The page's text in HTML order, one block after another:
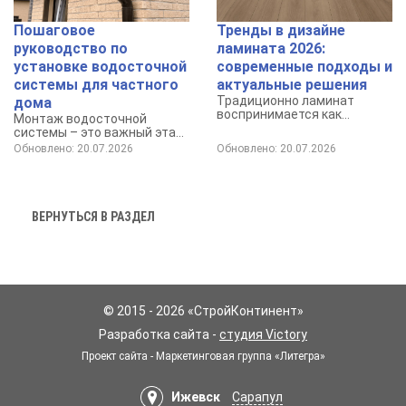
Пошаговое
руководство по
установке водосточной
системы для частного
дома
Монтаж водосточной
системы – это важный этап
обеспечения долговечности
Обновлено: 20.07.2026
Тренды в дизайне
ламината 2026:
современные подходы и
актуальные решения
Традиционно ламинат
воспринимается как
покрытие для пола.
Обновлено: 20.07.2026
ВЕРНУТЬСЯ В РАЗДЕЛ
© 2015 - 2026 «СтройКонтинент»
Разработка сайта - студия Victory
Проект сайта - Маркетинговая группа «Литегра»
Ижевск Сарапул